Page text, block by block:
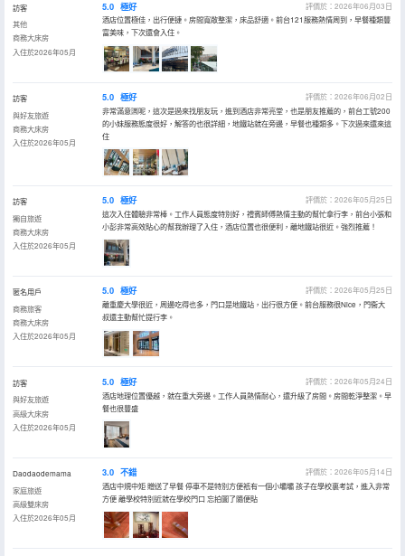
訪客
其他
商務大床房
入住於2026年05月
5.0 極好
評價於：2026年06月03日
酒店位置極佳，出行便捷。房間寬敞整潔，床品舒適。前台121服務熱情周到，早餐種類豐
富美味，下次還會入住。
訪客
與好友旅遊
商務大床房
入住於2026年05月
5.0 極好
評價於：2026年06月02日
非常滿意🈵呢，這次是過來找朋友玩，進到酒店非常亮堂，也是朋友推薦的，前台工號200
的小妹服務態度很好，解答的也很詳細，地鐵站就在旁邊，早餐也種類多。下次過來還來這
住
訪客
獨自旅遊
商務大床房
入住於2026年05月
5.0 極好
評價於：2026年05月25日
這次入住體驗非常棒。工作人員態度特別好，禮賓師傅熱情主動的幫忙拿行李，前台小張和
小彭非常高效貼心的幫我辦理了入住，酒店位置也很便利，離地鐵站很近。強烈推薦！
匿名用戶
商務旅客
商務大床房
入住於2026年05月
5.0 極好
評價於：2026年05月25日
離重慶大學很近，周邊吃得也多，門口是地鐵站，出行很方便。前台服務很Nice，門衞大
叔還主動幫忙提行李。
訪客
與好友旅遊
高級大床房
入住於2026年05月
5.0 極好
評價於：2026年05月24日
酒店地理位置優越，就在重大旁邊。工作人員熱情耐心，還升級了房間。房間乾淨整潔。早
餐也很豐盛
Daodaodemama
家庭旅遊
高級雙床房
入住於2026年05月
3.0 不錯
評價於：2026年05月14日
酒店中規中矩 贈送了早餐 停車不是特別方便衹有一個小壩壩 孩子在學校裏考試，進入非常
方便 離學校特別近就在學校門口 忘拍圖了隨便貼